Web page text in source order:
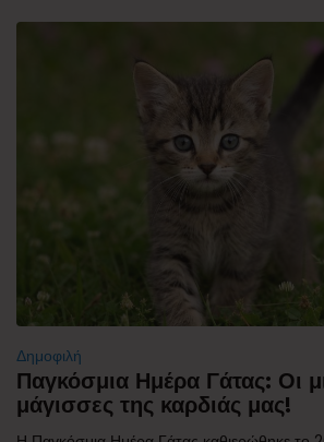
Δημοφιλή
Παγκόσμια Ημέρα Γάτας: Οι
μάγισσες της καρδιάς μας!